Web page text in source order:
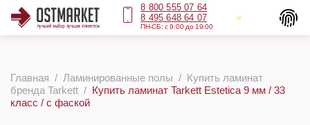
8 800 555 07 64
8 495 648 64 07
ПН-СБ: с 9:00 до 19:00
Главная Ламинированные полы
Купить ламинат
бренда Tarkett
Купить ламинат Tarkett Estetica 9 мм / 33
класс / с фаской